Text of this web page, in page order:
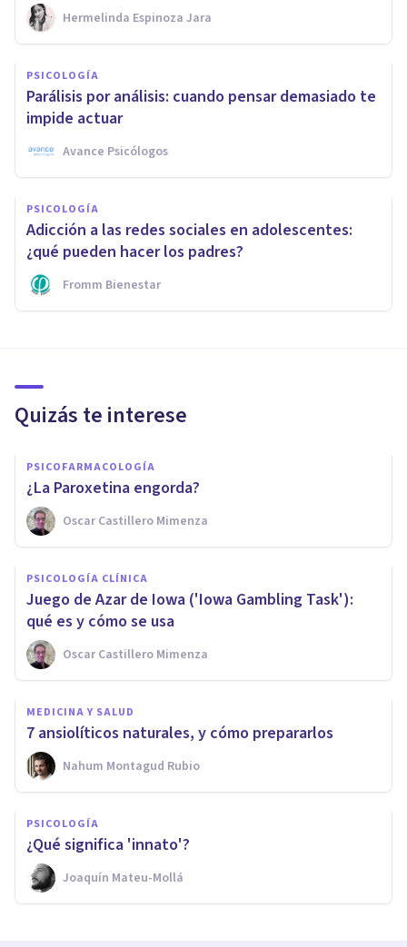
Hermelinda Espinoza Jara
PSICOLOGÍA
Parálisis por análisis: cuando pensar demasiado te
impide actuar
Avance Psicólogos
PSICOLOGÍA
Adicción a las redes sociales en adolescentes:
¿qué pueden hacer los padres?
Fromm Bienestar
Quizás te interese
PSICOFARMACOLOGÍA
¿La Paroxetina engorda?
Oscar Castillero Mimenza
PSICOLOGÍA CLÍNICA
Juego de Azar de Iowa ('Iowa Gambling Task'):
qué es y cómo se usa
Oscar Castillero Mimenza
MEDICINA Y SALUD
7 ansiolíticos naturales, y cómo prepararlos
Nahum Montagud Rubio
PSICOLOGÍA
¿Qué significa 'innato'?
Joaquín Mateu-Mollá